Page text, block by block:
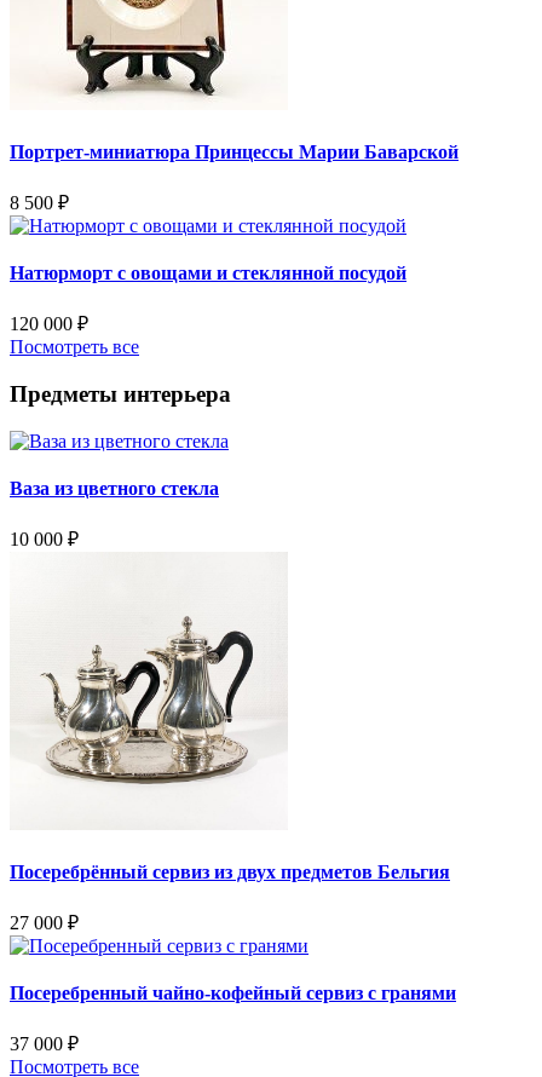
Портрет-миниатюра Принцессы Марии Баварской
8 500 ₽
Натюрморт с овощами и стеклянной посудой
120 000 ₽
Посмотреть все
Предметы интерьера
Ваза из цветного стекла
10 000 ₽
Посеребрённый сервиз из двух предметов Бельгия
27 000 ₽
Посеребренный чайно-кофейный сервиз с гранями
37 000 ₽
Посмотреть все